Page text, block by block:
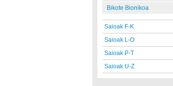
Bikote Bionikoa
Saioak F-K
Saioak L-O
Saioak P-T
Saioak U-Z